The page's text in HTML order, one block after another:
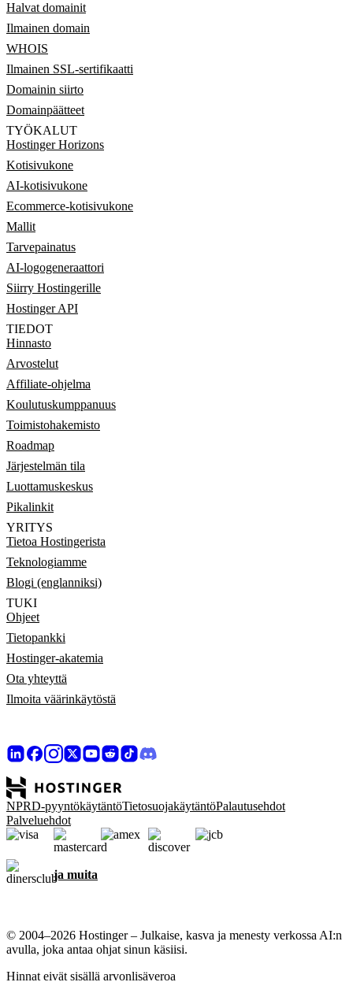
Halvat domainit
Ilmainen domain
WHOIS
Ilmainen SSL-sertifikaatti
Domainin siirto
Domainpäätteet
TYÖKALUT
Hostinger Horizons
Kotisivukone
AI-kotisivukone
Ecommerce-kotisivukone
Mallit
Tarvepainatus
AI-logogeneraattori
Siirry Hostingerille
Hostinger API
TIEDOT
Hinnasto
Arvostelut
Affiliate-ohjelma
Koulutuskumppanuus
Toimistohakemisto
Roadmap
Järjestelmän tila
Luottamuskeskus
Pikalinkit
YRITYS
Tietoa Hostingerista
Teknologiamme
Blogi (englanniksi)
TUKI
Ohjeet
Tietopankki
Hostinger-akatemia
Ota yhteyttä
Ilmoita väärinkäytöstä
NPRD-pyyntökäytäntöTietosuojakäytäntöPalautusehdot
Palveluehdot
ja muita
© 2004–2026 Hostinger – Julkaise, kasva ja menesty verkossa AI:n
avulla, joka antaa ohjat sinun käsiisi.
Hinnat eivät sisällä arvonlisäveroa